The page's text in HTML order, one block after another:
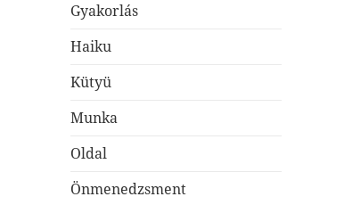
Gyakorlás
Haiku
Kütyü
Munka
Oldal
Önmenedzsment